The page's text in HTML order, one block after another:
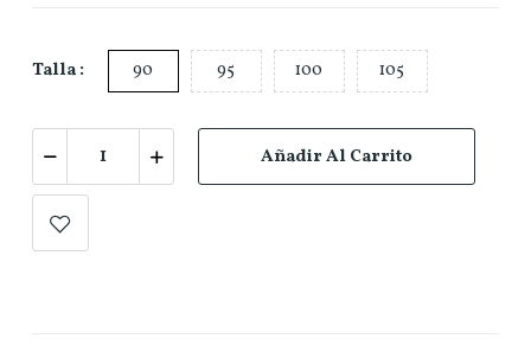
Talla : 90 95 100 105
Añadir Al Carrito